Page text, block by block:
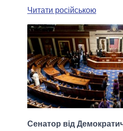
Читати російською
Сенатор від